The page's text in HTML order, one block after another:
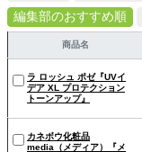
編集部のおすすめ順
商品名
ラ ロッシュ ポゼ『UVイ
デア XL プロテクション
トーンアップ』
カネボウ化粧品
media（メディア）『メ